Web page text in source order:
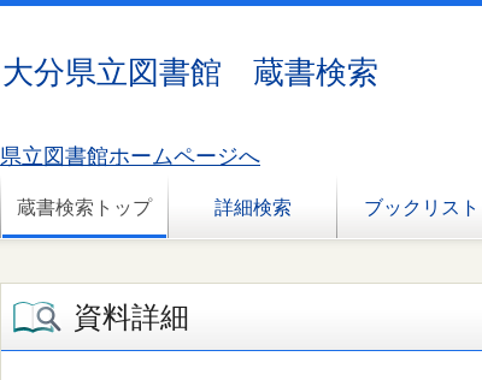
大分県立図書館 蔵書検索
県立図書館ホームページへ
蔵書検索トップ 詳細検索 ブックリスト
資料詳細